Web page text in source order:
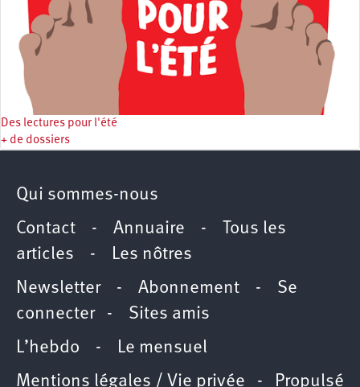
Des lectures pour l'été
+ de dossiers
Qui sommes-nous
Contact - Annuaire -
Tous les
articles - Les nôtres
Newsletter- Abonnement - Se
connecter- Sites amis
L’hebdo - Le mensuel
Mentions légales / Vie privée - Propulsé